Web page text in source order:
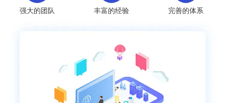
强大的团队 丰富的经验 完善的体系